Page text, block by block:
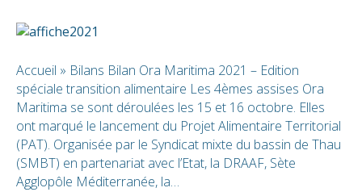
Accueil » Bilans Bilan Ora Maritima 2021 – Edition
spéciale transition alimentaire Les 4èmes assises Ora
Maritima se sont déroulées les 15 et 16 octobre. Elles
ont marqué le lancement du Projet Alimentaire Territorial
(PAT). Organisée par le Syndicat mixte du bassin de Thau
(SMBT) en partenariat avec l’Etat, la DRAAF, Sète
Agglopôle Méditerranée, la…